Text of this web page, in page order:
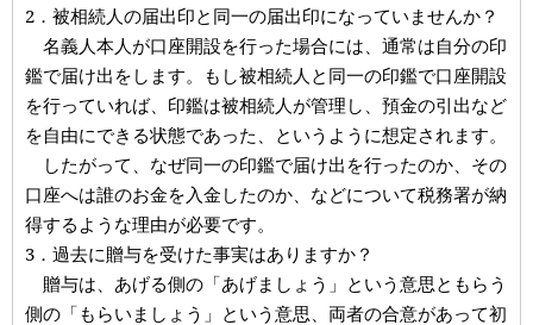
2．被相続人の届出印と同一の届出印になっていませんか？
名義人本人が口座開設を行った場合には、通常は自分の印
鑑で届け出をします。もし被相続人と同一の印鑑で口座開設
を行っていれば、印鑑は被相続人が管理し、預金の引出など
を自由にできる状態であった、というように想定されます。
したがって、なぜ同一の印鑑で届け出を行ったのか、その
口座へは誰のお金を入金したのか、などについて税務署が納
得するような理由が必要です。
3．過去に贈与を受けた事実はありますか？
贈与は、あげる側の「あげましょう」という意思ともらう
側の「もらいましょう」という意思、両者の合意があって初